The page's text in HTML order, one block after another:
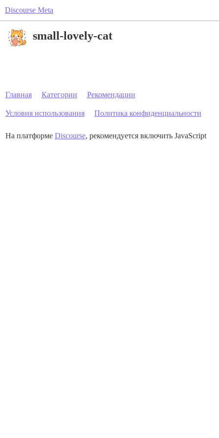
Discourse Meta
small-lovely-cat
Главная Категории Рекомендации
Условия использования Политика конфиденциальности
На платформе Discourse, рекомендуется включить JavaScript